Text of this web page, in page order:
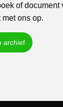
of
ons op.
archief